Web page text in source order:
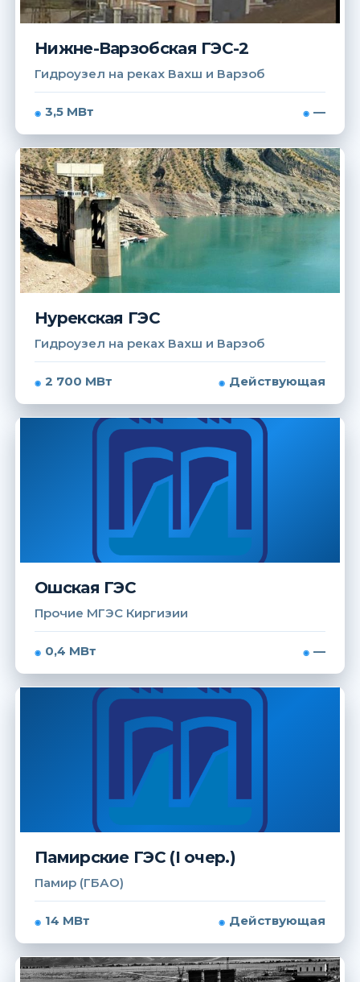
Нижне-Варзобская ГЭС-2
Гидроузел на реках Вахш и Варзоб
3,5 МВт —
Нурекская ГЭС
Гидроузел на реках Вахш и Варзоб
2 700 МВт Действующая
Ошская ГЭС
Прочие МГЭС Киргизии
0,4 МВт —
Памирские ГЭС (I очер.)
Памир (ГБАО)
14 МВт Действующая